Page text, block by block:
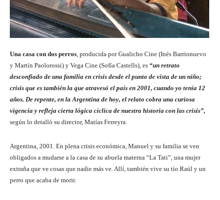
Una casa con dos perros, producida por Gualicho Cine (Inés Barrionuevo
y Martín Paolorossi) y Vega Cine (Sofía Castells), es “un retrato
desconfiado de una familia en crisis desde el punto de vista de un niño;
crisis que es también la que atravesó el país en 2001, cuando yo tenía 12
años. De repente, en la Argentina de hoy, el relato cobra una curiosa
vigencia y refleja cierta lógica cíclica de nuestra historia con las crisis”,
según lo detalló su director, Matías Ferreyra.
Argentina, 2001. En plena crisis económica, Manuel y su familia se ven
obligados a mudarse a la casa de su abuela materna “La Tati”, una mujer
extraña que ve cosas que nadie más ve. Allí, también vive su tío Raúl y un
perro que acaba de morir.